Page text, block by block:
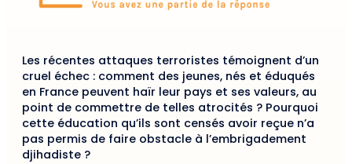
Les récentes attaques terroristes témoignent d’un
cruel échec : comment des jeunes, nés et éduqués
en France peuvent haïr leur pays et ses valeurs, au
point de commettre de telles atrocités ? Pourquoi
cette éducation qu’ils sont censés avoir reçue n’a
pas permis de faire obstacle à l’embrigadement
djihadiste ?